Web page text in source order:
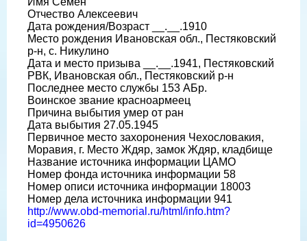
Отчество Алексеевич
Дата рождения/Возраст __.__.1910
Место рождения Ивановская обл., Пестяковский
р-н, с. Никулино
Дата и место призыва __.__.1941, Пестяковский
РВК, Ивановская обл., Пестяковский р-н
Последнее место службы 153 АБр.
Воинское звание красноармеец
Причина выбытия умер от ран
Дата выбытия 27.05.1945
Первичное место захоронения Чехословакия,
Моравия, г. Место Ждяр, замок Ждяр, кладбище
Название источника информации ЦАМО
Номер фонда источника информации 58
Номер описи источника информации 18003
Номер дела источника информации 941
http://www.obd-memorial.ru/html/info.htm?
id=4950626